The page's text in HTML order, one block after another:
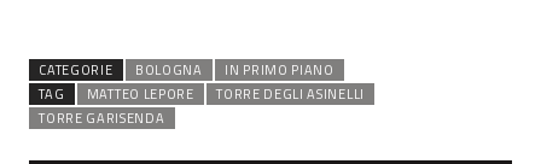
CATEGORIE BOLOGNA
IN PRIMO PIANO
TAG
MATTEO LEPORE
TORRE DEGLI ASINELLI
TORRE GARISENDA